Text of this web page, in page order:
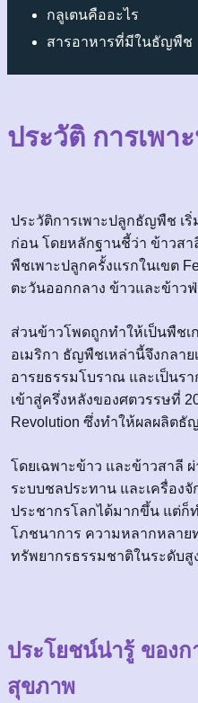
กลูเตนคืออะไร
สารอาหารที่มีในธัญพืช
ประวัติ การเพ
ประวัติการเพาะปลูกธัญพืช เริ่
ก่อน โดยหลักฐานชี้ว่า ข้าวสา
พืชเพาะปลูกครั้งแรกในเขต
ตะวันออกกลาง ข้าวและข้าว
ส่วนข้าวโพดถูกทำให้เป็นพืชเ
อเมริกา ธัญพืชเหล่านี้จึงกลา
อารยธรรมโบราณ และเป็นร
เข้าสู่ครึ่งหลังของศตวรรษที่
Revolution ซึ่งทำให้ผลผลิต
โดยเฉพาะข้าว และข้าวสาลี
ระบบชลประทาน และเครื่องจั
ประชากรโลกได้มากขึ้น แต่ก็
โภชนาการ ความหลากหลาย
ทรัพยากรธรรมชาติในระดับสู
ประโยชน์น่ารู้ ของ
สุขภาพ